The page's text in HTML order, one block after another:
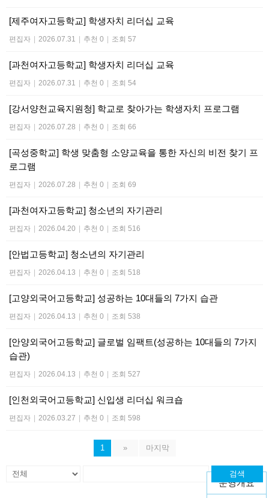
운영개요
[제주여자고등학교] 학생자치 리더십 교육
편집자 2026.07.31 추천 0 조회 57
[과천여자고등학교] 학생자치 리더십 교육
편집자 2026.07.31 추천 0 조회 54
[강서양천교육지원청] 학교로 찾아가는 학생자치 프로그램
편집자 2026.07.28 추천 0 조회 66
[곡성중학교] 학생 맞춤형 소양교육을 통한 자신의 비전 찾기 프
로그램
편집자 2026.07.28 추천 0 조회 69
[과천여자고등학교] 청소년의 자기관리
편집자 2026.04.20 추천 0 조회 516
[안법고등학교] 청소년의 자기관리
편집자 2026.04.13 추천 0 조회 518
[고양외국어고등학교] 성공하는 10대들의 7가지 습관
편집자 2026.04.13 추천 0 조회 538
[안양외국어고등학교] 글로벌 임팩트(성공하는 10대들의 7가지
습관)
편집자 2026.04.13 추천 0 조회 527
[인천외국어고등학교] 신입생 리더십 워크숍
편집자 2026.03.27 추천 0 조회 598
1 » 마지막
검색